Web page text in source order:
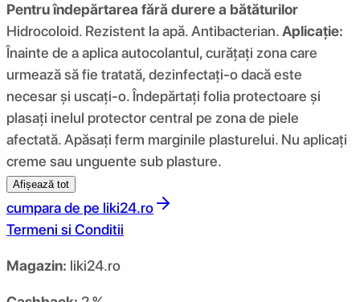
Pentru îndepărtarea fără durere a bătăturilor
Hidrocoloid. Rezistent la apă. Antibacterian.Aplicație:
Înainte de a aplica autocolantul, curățați zona care
urmează să fie tratată, dezinfectați-o dacă este
necesar și uscați-o. Îndepărtați folia protectoare și
plasați inelul protector central pe zona de piele
afectată. Apăsați ferm marginile plasturelui. Nu aplicați
creme sau unguente sub plasture.
Afișează tot
cumpara de pe liki24.ro
Termeni si Conditii
Magazin: liki24.ro